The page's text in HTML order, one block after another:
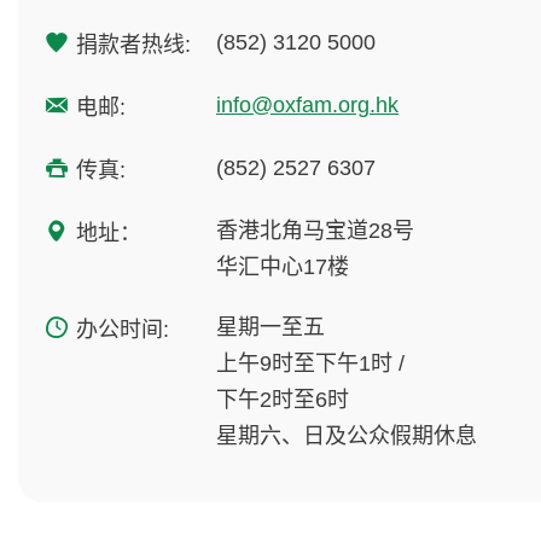
捐款者热线: (852) 3120 5000
电邮: info@oxfam.org.hk
传真: (852) 2527 6307
地址：
香港北角马宝道28号
华汇中心17楼
办公时间:
星期一至五
上午9时至下午1时 /
下午2时至6时
星期六、日及公众假期休息